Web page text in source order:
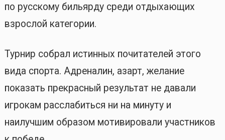
по русскому бильярду среди отдыхающих
взрослой категории.
Турнир собрал истинных почитателей этого
вида спорта. Адреналин, азарт, желание
показать прекрасный результат не давали
игрокам расслабиться ни на минуту и
наилучшим образом мотивировали участников